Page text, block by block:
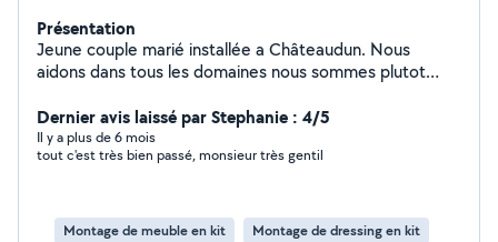
Présentation
Jeune couple marié installée a Châteaudun. Nous
aidons dans tous les domaines nous sommes plutot
Dernier avis laissé par Stephanie : 4/5
Il y a plus de 6 mois
tout c'est très bien passé, monsieur très gentil
Montage de meuble en kit Montage de dressing en kit